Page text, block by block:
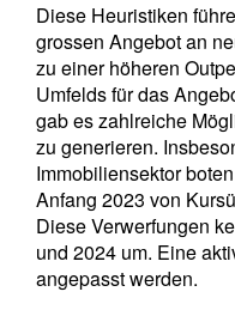
Diese Heuristiken
grossen Angebot an
zu einer höheren
Umfelds für das
gab es zahlreiche
zu generieren.
Immobiliensektor
Anfang 2023 von
Diese Verwerfungen
und 2024 um. Eine
angepasst werden.